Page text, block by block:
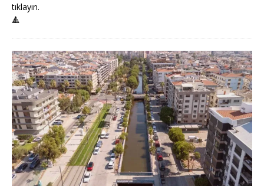
tıklayın.
🔺